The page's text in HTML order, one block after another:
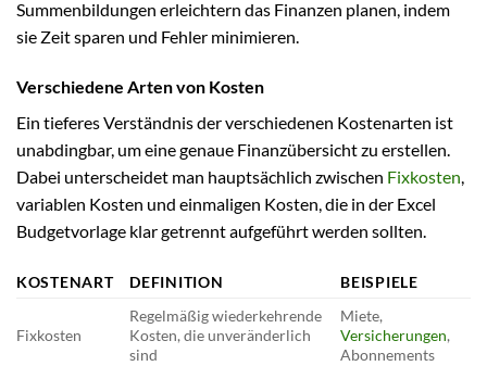
Summenbildungen erleichtern das Finanzen planen, indem
sie Zeit sparen und Fehler minimieren.
Verschiedene Arten von Kosten
Ein tieferes Verständnis der verschiedenen Kostenarten ist
unabdingbar, um eine genaue Finanzübersicht zu erstellen.
Dabei unterscheidet man hauptsächlich zwischen Fixkosten
variablen Kosten und einmaligen Kosten, die in der Excel
Budgetvorlage klar getrennt aufgeführt werden sollten.
KOSTENART DEFINITION BEISPIELE
Fixkosten
Regelmäßig wiederkehrende
Kosten, die unveränderlich
sind
Miete,
Versicherungen,
Abonnements